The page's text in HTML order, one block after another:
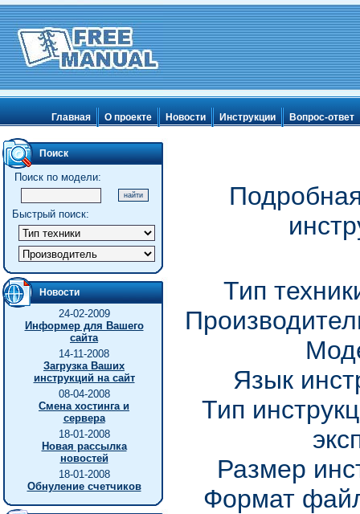
Главная О проекте Новости Инструкции Вопрос-ответ
Поиск
Поиск по модели:
Быстрый поиск:
Новости
24-02-2009
Информер для Вашего
сайта
14-11-2008
Загрузка Ваших
инструкций на сайт
08-04-2008
Смена хостинга и
сервера
18-01-2008
Новая рассылка
новостей
18-01-2008
Обнуление счетчиков
Тип
Язык
Тип
Размер
Формат